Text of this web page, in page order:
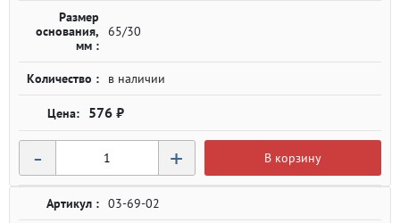
Размер
основания,
мм :
65/30
Количество : в наличии
576 ₽
- + В корзину
Артикул : 03-69-02